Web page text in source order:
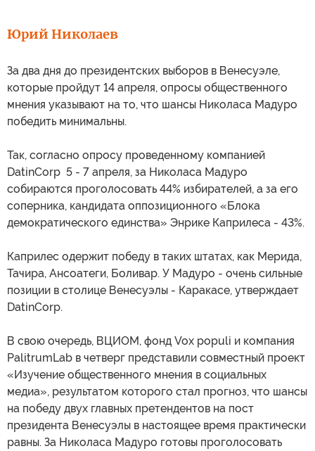
Юрий Николаев
За два дня до президентских выборов в Венесуэле,
которые пройдут 14 апреля, опросы общественного
мнения указывают на то, что шансы Николаса Мадуро
победить минимальны.
Так, согласно опросу проведенному компанией
DatinCorp 5 - 7 апреля, за Николаса Мадуро
собираются проголосовать 44% избирателей, а за его
соперника, кандидата оппозиционного «Блока
демократического единства» Энрике Каприлеса - 43%.
Каприлес одержит победу в таких штатах, как Мерида,
Тачира, Ансоатеги, Боливар. У Мадуро - очень сильные
позиции в столице Венесуэлы - Каракасе, утверждает
DatinCorp.
В свою очередь, ВЦИОМ, фонд Vox populi и компания
PalitrumLab в четверг представили совместный проект
«Изучение общественного мнения в социальных
медиа», результатом которого стал прогноз, что шансы
на победу двух главных претендентов на пост
президента Венесуэлы в настоящее время практически
равны. За Николаса Мадуро готовы проголосовать